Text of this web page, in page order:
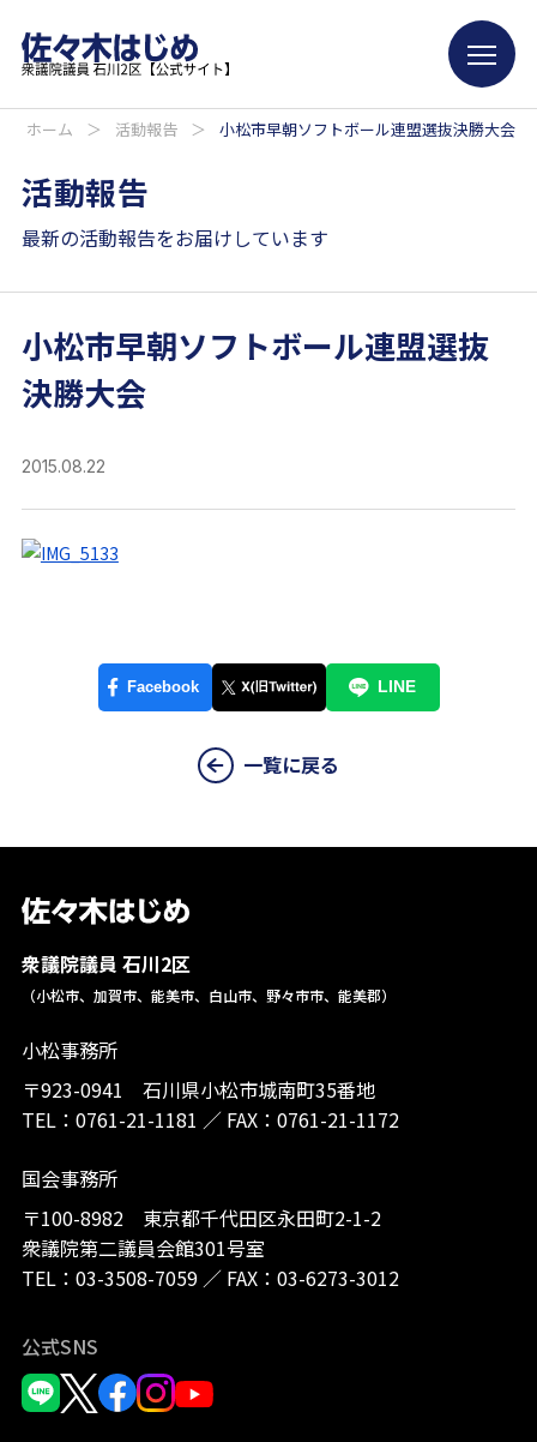
ホーム ＞ 活動報告 ＞ 小松市早朝ソフトボール連盟選抜決勝大会
活動報告
最新の活動報告をお届けしています
小松市早朝ソフトボール連盟選抜
決勝大会
2015.08.22
一覧に戻る
衆議院議員 石川2区
（小松市、加賀市、能美市、白山市、野々市市、能美郡）
小松事務所
〒923-0941 石川県小松市城南町35番地
TEL： 0761-21-1181 ／ FAX：0761-21-1172
国会事務所
〒100-8982 東京都千代田区永田町2-1-2
衆議院第二議員会館301号室
TEL： 03-3508-7059／ FAX：03-6273-3012
公式SNS